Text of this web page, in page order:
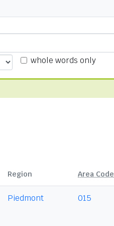
whole words only
Region Area Code
Piedmont 015